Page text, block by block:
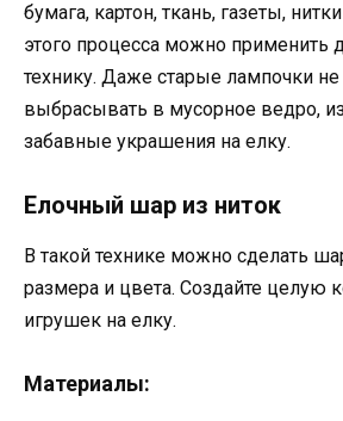
бумага, картон, ткань, газеты,
этого процесса можно применить
технику. Даже старые лампочки
выбрасывать в мусорное ведро,
забавные украшения на елку.
Елочный шар из ниток
В такой технике можно сделать
размера и цвета. Создайте целую
игрушек на елку.
Материалы: